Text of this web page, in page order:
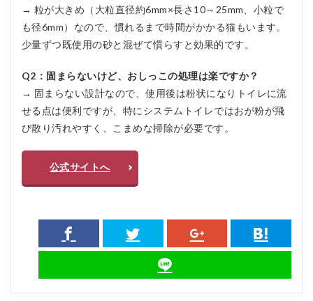
→ 粒が大きめ（大粒直径約6mm×長さ10～25mm、小粒で
も径6mm）なので、慣れるまで時間がかかる猫もいます。
少量ずつ既使用の砂と混ぜて慣らすと効果的です 。
Q2：固まらないけど、おしっこの処理は楽ですか？
→ 固まらない設計なので、使用後は粉状になりトイレに流
せる点は便利ですが、特にシステムトイレではおが粉が飛
び散り汚れやすく、こまめな掃除が必要です。
公式サイトへ